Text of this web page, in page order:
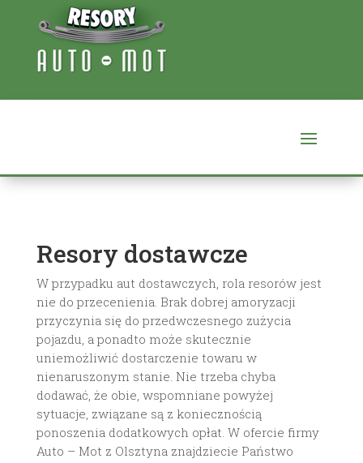
Resory dostawcze
W przypadku aut dostawczych, rola resorów jest
nie do przecenienia. Brak dobrej amoryzacji
przyczynia się do przedwczesnego zużycia
pojazdu, a ponadto może skutecznie
uniemożliwić dostarczenie towaru w
nienaruszonym stanie. Nie trzeba chyba
dodawać, że obie, wspomniane powyżej
sytuacje, związane są z koniecznością
ponoszenia dodatkowych opłat. W ofercie firmy
Auto – Mot z Olsztyna znajdziecie Państwo